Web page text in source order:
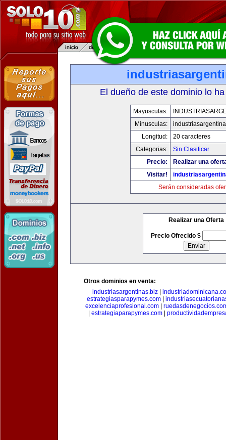
El dueño de este dominio lo
Mayusculas:
Minusculas:
Longitud:
20 caracteres
Categorias:
Sin Clasificar
Precio:
Realizar una
Visitar!
Serán consideradas
Realizar una Oferta
Precio Ofrecido $
Otros dominios en venta:
industriasargentinas.biz
estrategiasparapymes.com|
excelenciaprofesional.com|
estrategiaparapymes.com